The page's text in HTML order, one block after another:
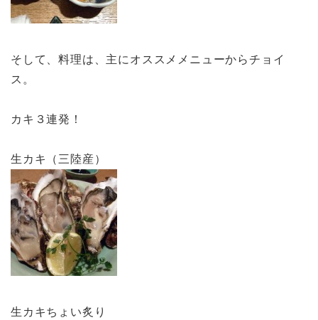
そして、料理は、主にオススメメニューからチョイ
ス。
カキ３連発！
生カキ（三陸産）
生カキちょい炙り